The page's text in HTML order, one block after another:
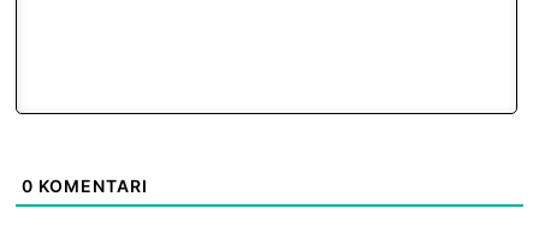
0 KOMENTARI